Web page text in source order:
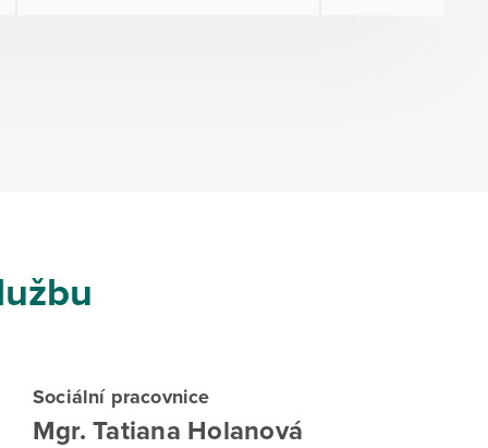
Sociální pracovnice
Mgr. Tatiana Holanová